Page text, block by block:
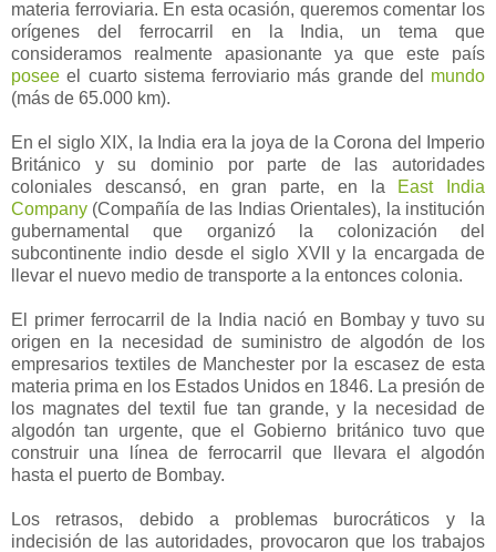
materia ferroviaria. En esta ocasión, queremos comentar los
orígenes del ferrocarril en la India, un tema que
consideramos realmente apasionante ya que este país
posee el cuarto sistema ferroviario más grande del mundo
(más de 65.000 km).
En el siglo XIX, la India era la joya de la Corona del Imperio
Británico y su dominio por parte de las autoridades
coloniales descansó, en gran parte, en la
East India
Company (Compañía de las Indias Orientales), la institución
gubernamental que organizó la colonización del
subcontinente indio desde el siglo XVII y la encargada de
llevar el nuevo medio de transporte a la entonces colonia.
El primer ferrocarril de la India nació en Bombay y tuvo su
origen en la necesidad de suministro de algodón de los
empresarios textiles de Manchester por la escasez de esta
materia prima en los Estados Unidos en 1846. La presión de
los magnates del textil fue tan grande, y la necesidad de
algodón tan urgente, que el Gobierno británico tuvo que
construir una línea de ferrocarril que llevara el algodón
hasta el puerto de Bombay.
Los retrasos, debido a problemas burocráticos y la
indecisión de las autoridades, provocaron que los trabajos